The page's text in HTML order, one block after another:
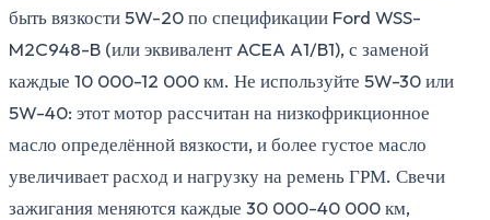
быть вязкости 5W-20 по спецификации Ford WSS-
M2C948-B (или эквивалент ACEA A1/B1), с заменой
каждые 10 000-12 000 км. Не используйте 5W-30 или
5W-40: этот мотор рассчитан на низкофрикционное
масло определённой вязкости, и более густое масло
увеличивает расход и нагрузку на ремень ГРМ. Свечи
зажигания меняются каждые 30 000-40 000 км,